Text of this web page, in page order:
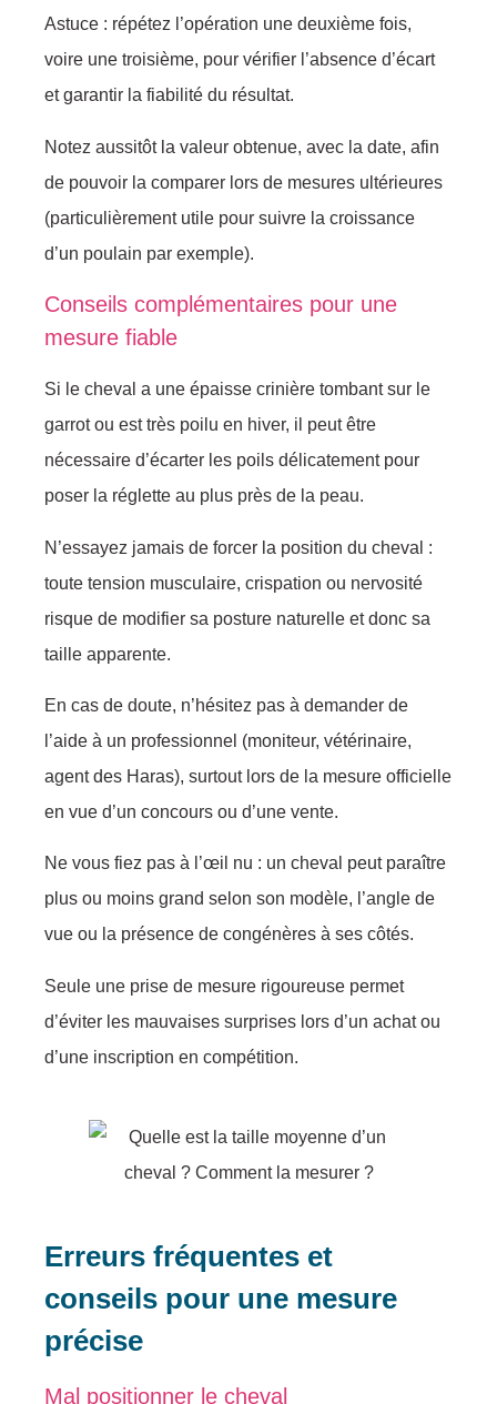
Astuce : répétez l’opération une deuxième fois,
voire une troisième, pour vérifier l’absence d’écart
et garantir la fiabilité du résultat.
Notez aussitôt la valeur obtenue, avec la date, afin
de pouvoir la comparer lors de mesures ultérieures
(particulièrement utile pour suivre la croissance
d’un poulain par exemple).
Conseils complémentaires pour une
mesure fiable
Si le cheval a une épaisse crinière tombant sur le
garrot ou est très poilu en hiver, il peut être
nécessaire d’écarter les poils délicatement pour
poser la réglette au plus près de la peau.
N’essayez jamais de forcer la position du cheval :
toute tension musculaire, crispation ou nervosité
risque de modifier sa posture naturelle et donc sa
taille apparente.
En cas de doute, n’hésitez pas à demander de
l’aide à un professionnel (moniteur, vétérinaire,
agent des Haras), surtout lors de la mesure officielle
en vue d’un concours ou d’une vente.
Ne vous fiez pas à l’œil nu : un cheval peut paraître
plus ou moins grand selon son modèle, l’angle de
vue ou la présence de congénères à ses côtés.
Seule une prise de mesure rigoureuse permet
d’éviter les mauvaises surprises lors d’un achat ou
d’une inscription en compétition.
Erreurs fréquentes et
conseils pour une mesure
précise
Mal positionner le cheval